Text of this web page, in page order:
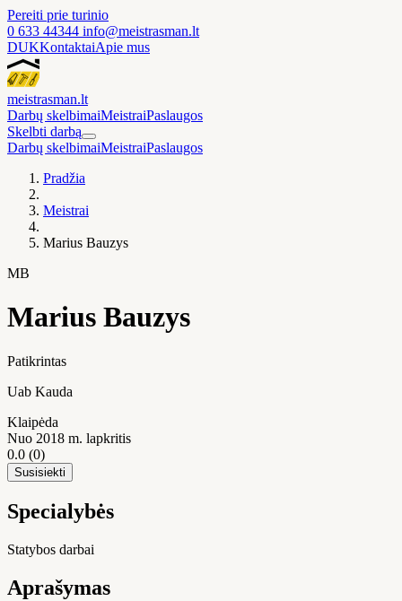
Pereiti prie turinio
0 633 44344 info@meistrasman.lt
DUKKontaktaiApie mus
meistrasman.lt
Darbų skelbimaiMeistraiPaslaugos
Skelbti darbą
Darbų skelbimaiMeistraiPaslaugos
Pradžia
Meistrai
Marius Bauzys
MB
Marius Bauzys
Patikrintas
Uab Kauda
Klaipėda
Nuo 2018 m. lapkritis
0.0 (0)
Susisiekti
Specialybės
Statybos darbai
Aprašymas